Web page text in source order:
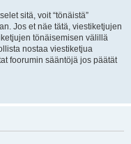
sitä, voit “tönäistä”
Jos et näe tätä, viestiketjujen
tönäisemisen välillä
nostaa viestiketjua
foorumin sääntöjä jos päätät